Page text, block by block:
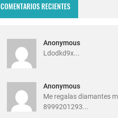
COMENTARIOS RECIENTES
Anonymous
Ldodkd9x...
Anonymous
Me regalas diamantes
8999201293...